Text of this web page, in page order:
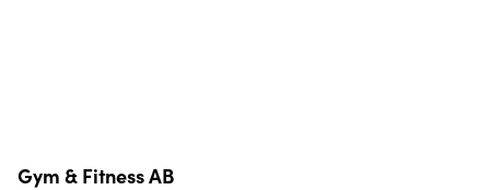
Gym & Fitness AB